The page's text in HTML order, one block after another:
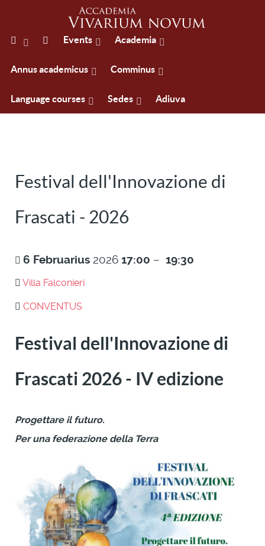
Events Academia
Annus academicus Comminus
Language courses Sedes Adiuva
Festival dell'Innovazione di
Frascati - 2026
6 Februarius 2026 17:00 – 19:30
Villa Falconieri
CONVENTUS
Festival dell'Innovazione di
Frascati 2026 - IV edizione
Progettare il futuro.
Per una federazione della Terra